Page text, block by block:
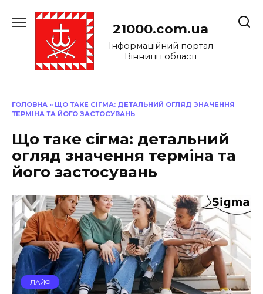
до
21000.com.ua
Інформаційний портал
Вінниці і області
ГОЛОВНА » ЩО ТАКЕ СІГМА: ДЕТАЛЬНИЙ ОГЛЯД ЗНАЧЕННЯ
ТЕРМІНА ТА ЙОГО ЗАСТОСУВАНЬ
Що таке сігма: детальний
огляд значення терміна та
його застосувань
ЛАЙФ